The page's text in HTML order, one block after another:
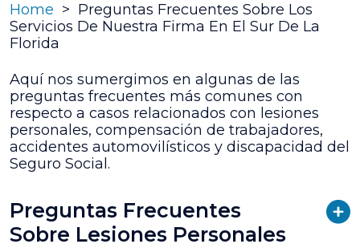
Home > Preguntas Frecuentes Sobre Los
Servicios De Nuestra Firma En El Sur De La
Florida
Aquí nos sumergimos en algunas de las
preguntas frecuentes más comunes con
respecto a casos relacionados con lesiones
personales, compensación de trabajadores,
accidentes automovilísticos y discapacidad del
Seguro Social.
Preguntas Frecuentes
Sobre Lesiones Personales